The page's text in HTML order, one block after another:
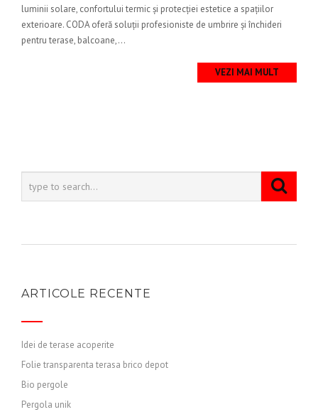
luminii solare, confortului termic și protecției estetice a spațiilor
exterioare. CODA oferă soluții profesioniste de umbrire și închideri
pentru terase, balcoane,...
VEZI MAI MULT
ARTICOLE RECENTE
Idei de terase acoperite
Folie transparenta terasa brico depot
Bio pergole
Pergola unik